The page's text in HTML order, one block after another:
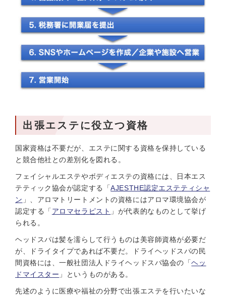
出張エステに役立つ資格
国家資格は不要だが、エステに関する資格を保持している
と競合他社との差別化を図れる。
フェイシャルエステやボディエステの資格には、日本エス
テティック協会が認定する「AJESTHE認定エステティシャ
ン 」、アロマトリートメントの資格にはアロマ環境協会が
認定する「 アロマセラピスト 」が代表的なものとして挙げ
られる。
ヘッドスパは髪を濡らして行うものは美容師資格が必要だ
が、ドライタイプであれば不要だ。ドライヘッドスパの民
間資格には、一般社団法人ドライヘッドスパ協会の「ヘッ
ドマイスター 」というものがある。
先述のように医療や福祉の分野で出張エステを行いたいな